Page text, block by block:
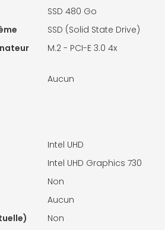
SSD 480 Go
SSD (Solid State Drive)
M.2 - PCI-E 3.0 4x
Aucun
Intel UHD
Intel UHD Graphics 730
Non
Aucun
Non